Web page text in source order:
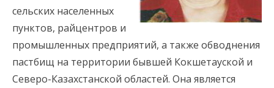
сельских населенных
пунктов, райцентров и
промышленных предприятий, а также обводнения
пастбищ на территории бывшей Кокшетауской и
Северо-Казахстанской областей. Она является